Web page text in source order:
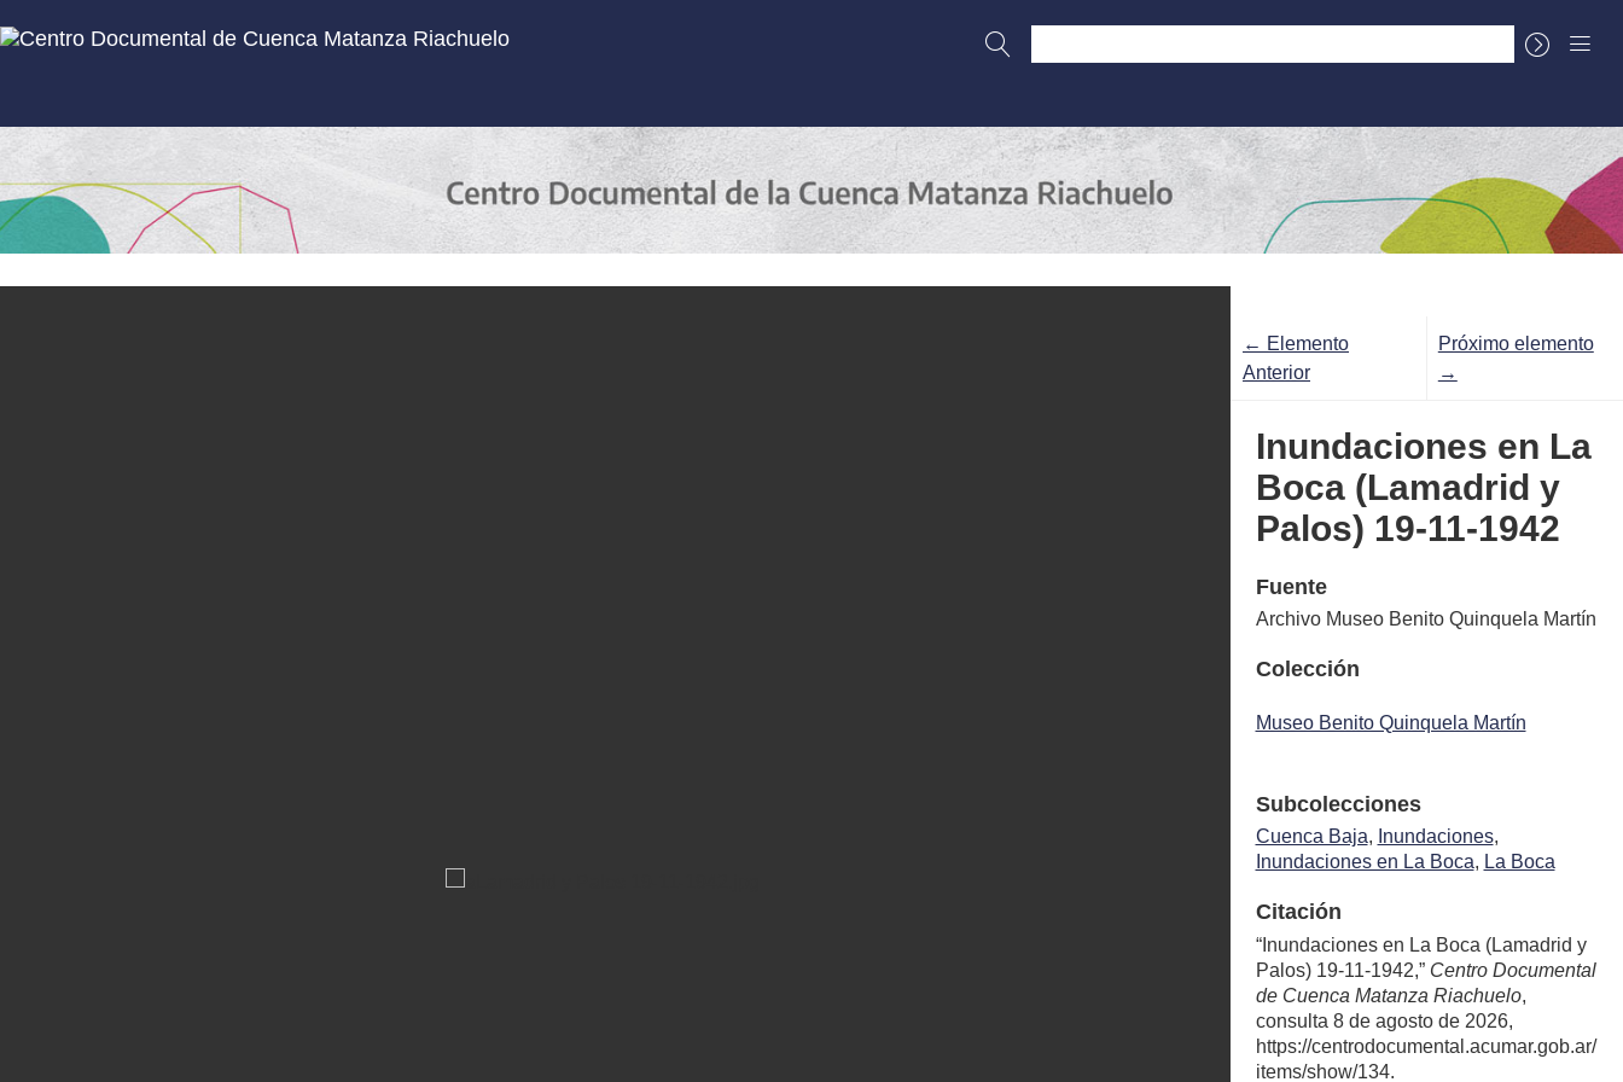
Inicio Subcolecciones Sobre el Centro Documental
La Cuenca
← Elemento
Anterior
Próximo elemento
→
Inundaciones en La
Boca (Lamadrid y
Palos) 19-11-1942
Fuente
Archivo Museo Benito Quinquela Martín
Colección
Museo Benito Quinquela Martín
Subcolecciones
Cuenca Baja, Inundaciones,
Inundaciones en La Boca, La Boca
Citación
“Inundaciones en La Boca (Lamadrid y
Palos) 19-11-1942,” Centro Documental
de Cuenca Matanza Riachuelo,
consulta 8 de agosto de 2026,
https://centrodocumental.acumar.gob.ar/
items/show/134.